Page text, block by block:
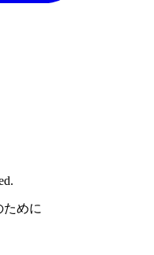
ために